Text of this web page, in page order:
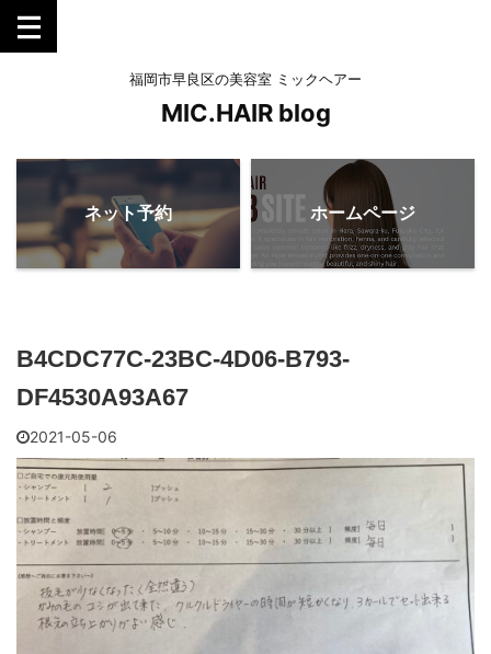
福岡市早良区の美容室 ミックヘアー
MIC.HAIR blog
ネット予約 ホームページ
B4CDC77C-23BC-4D06-B793-
DF4530A93A67
2021-05-06